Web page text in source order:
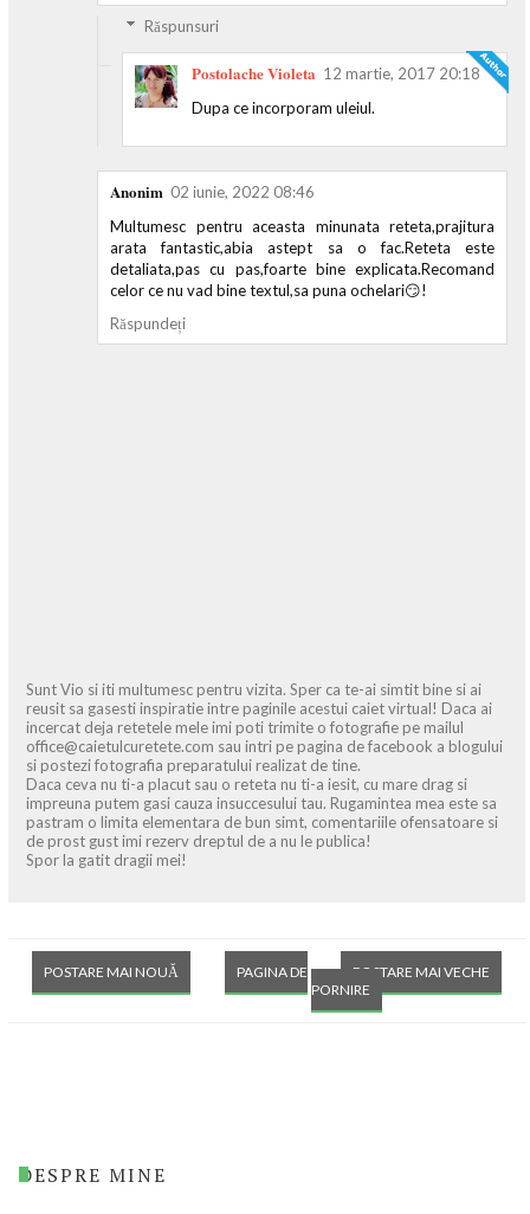
Răspunsuri
Postolache Violeta 12 martie, 2017 20:18
Dupa ce incorporam uleiul.
Anonim 02 iunie, 2022 08:46
Multumesc pentru aceasta minunata reteta,prajitura
arata fantastic,abia astept sa o fac.Reteta este
detaliata,pas cu pas,foarte bine explicata.Recomand
celor ce nu vad bine textul,sa puna ochelari😏!
Răspundeți
Sunt Vio si iti multumesc pentru vizita. Sper ca te-ai simtit bine si ai
reusit sa gasesti inspiratie intre paginile acestui caiet virtual! Daca ai
incercat deja retetele mele imi poti trimite o fotografie pe mailul
office@caietulcuretete.com sau intri pe pagina de facebook a blogului
si postezi fotografia preparatului realizat de tine.
Daca ceva nu ti-a placut sau o reteta nu ti-a iesit, cu mare drag si
impreuna putem gasi cauza insuccesului tau. Rugamintea mea este sa
pastram o limita elementara de bun simt, comentariile ofensatoare si
de prost gust imi rezerv dreptul de a nu le publica!
Spor la gatit dragii mei!
POSTARE MAI NOUĂ POSTARE MAI VECHE
PAGINA DE
PORNIRE
DESPRE MINE